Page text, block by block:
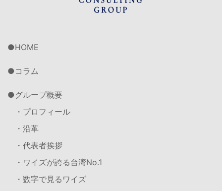
HOME
コラム
グループ概要
・プロフィール
・沿革
・代表者挨拶
・ワイズが誇る台湾No.1
・数字で見るワイズ